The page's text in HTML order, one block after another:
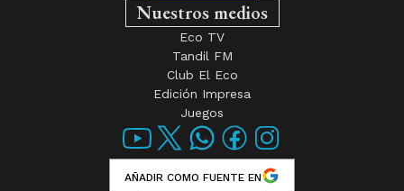
Nuestros medios
Eco TV
Tandil FM
Club El Eco
Edición Impresa
Juegos
AÑADIR COMO FUENTE EN